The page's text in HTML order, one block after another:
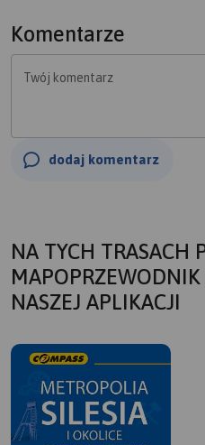
Komentarze
Twój komentarz
dodaj komentarz
NA TYCH TRASACH
NASZEJ APLIKACJI